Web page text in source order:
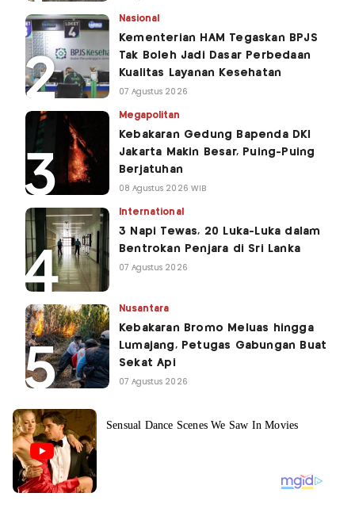
Nasional
Kementerian HAM Tegaskan BPJS
Tak Boleh Jadi Dasar Perbedaan
Kualitas Layanan Kesehatan
07 Agustus 2026
Megapolitan
Kebakaran Gedung Bapenda DKI
Jakarta Makin Besar, Puing-Puing
Berjatuhan
08 Agustus 2026 WIB
International
3 Napi Tewas, 20 Luka-Luka dalam
Bentrokan Penjara di Sri Lanka
07 Agustus 2026
Nusantara
Kebakaran Bromo Meluas hingga
Lumajang, Petugas Gabungan Buat
Sekat Api
07 Agustus 2026